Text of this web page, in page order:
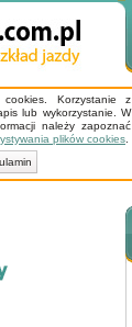
Korzystanie z
lub wykorzystanie. W
należy zapoznać
plików cookies